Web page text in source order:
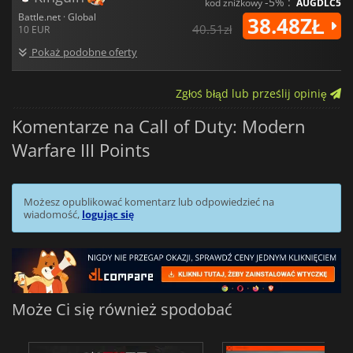
Battle.net · Global
10 EUR
Pokaż podobne oferty
40.51zł 38.48ZŁ
Zgłoś błąd lub prześlij opinię
Komentarze na Call of Duty: Modern
Warfare III Points
Możesz opublikować komentarz lub odpowiedzieć na
wiadomość, logując się
Może Ci się również spodobać